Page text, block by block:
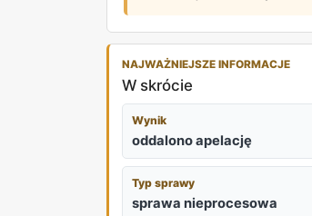
NAJWAŻNIEJSZE INFORMACJE
W skrócie
Wynik
oddalono apelację
Typ sprawy
sprawa nieprocesowa